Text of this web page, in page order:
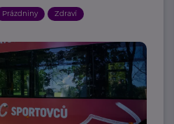
Prázdniny Zdraví